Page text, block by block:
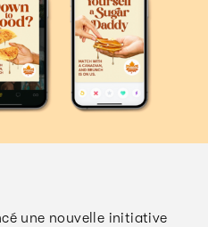
une nouvelle initiative